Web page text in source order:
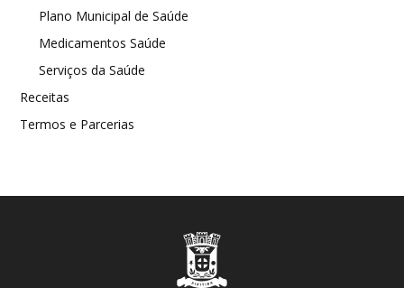
Plano Municipal de Saúde
Medicamentos Saúde
Serviços da Saúde
Receitas
Termos e Parcerias